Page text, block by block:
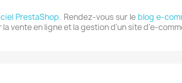
PrestaShop. Rendez-vous sur le blog e-
vente en ligne et la gestion d'un site d'e-